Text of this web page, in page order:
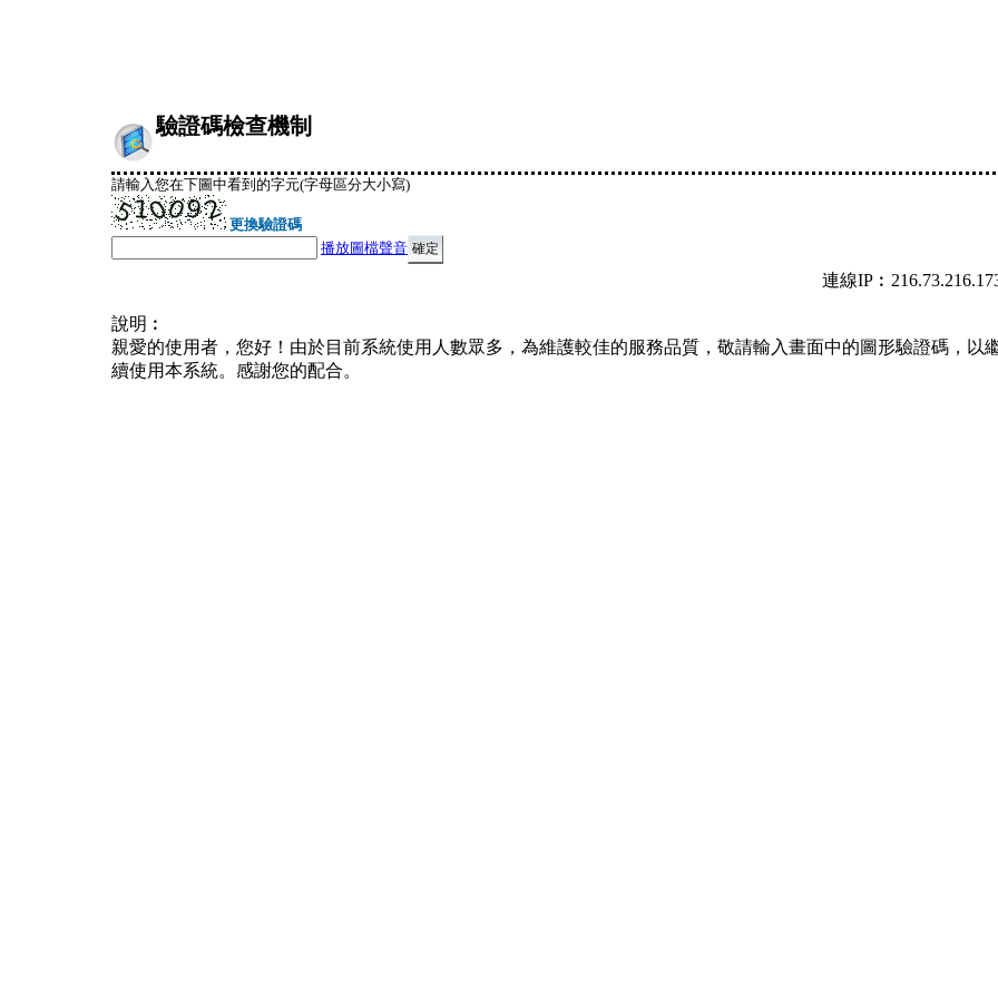
驗證碼檢查機制
請輸入您在下圖中看到的字元(字母區分大小寫)
更換驗證碼
播放圖檔聲音
連線
說明︰
親愛的使用者，您好！由於目前系統使用人數眾多，為維護較佳的服務品質，敬請輸入畫面中的圖形驗證碼，以
續使用本系統。感謝您的配合。